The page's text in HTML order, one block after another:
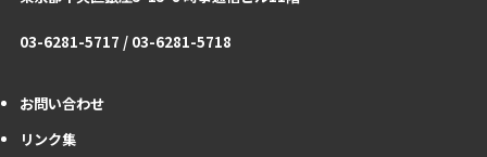
03-6281-5717 / 03-6281-5718
お問い合わせ
リンク集